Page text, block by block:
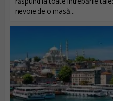
nevoie de o masă...